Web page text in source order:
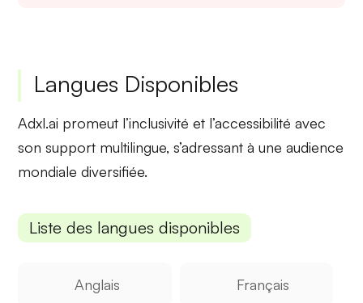
Langues Disponibles
Adxl.ai promeut l’inclusivité et l’accessibilité avec
son support multilingue, s’adressant à une audience
mondiale diversifiée.
Liste des langues disponibles
Anglais Français